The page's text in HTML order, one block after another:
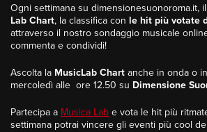
Ogni settimana su dimensionesuonoroma.it, il
Lab Chart, la classifica con le hit più votate
attraverso il nostro sondaggio musicale
commenta e condividi!
Ascolta la MusicLab Chart anche in onda o in
mercoledì alle ore 12.50 su Dimensione
Partecipa a Musica Lab e vota le hit più
settimana potrai vincere gli eventi più cool